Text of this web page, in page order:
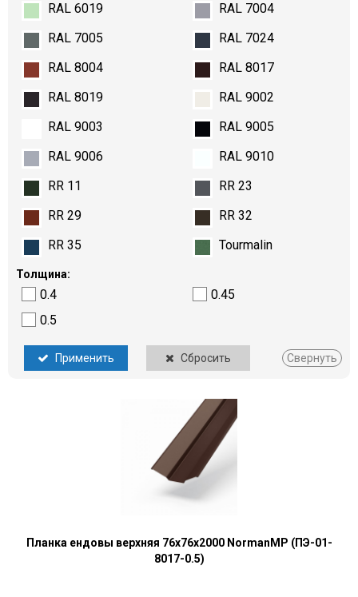
RAL 6019
RAL 7004
RAL 7005
RAL 7024
RAL 8004
RAL 8017
RAL 8019
RAL 9002
RAL 9003
RAL 9005
RAL 9006
RAL 9010
RR 11
RR 23
RR 29
RR 32
RR 35
Tourmalin
Толщина:
0.4
0.45
0.5
Применить Сбросить Свернуть
Планка ендовы верхняя 76х76х2000 NormanMP (ПЭ-01-
8017-0.5)